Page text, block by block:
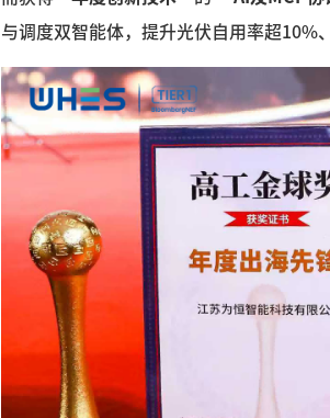
与调度双智能体，提升光伏自用率超10%